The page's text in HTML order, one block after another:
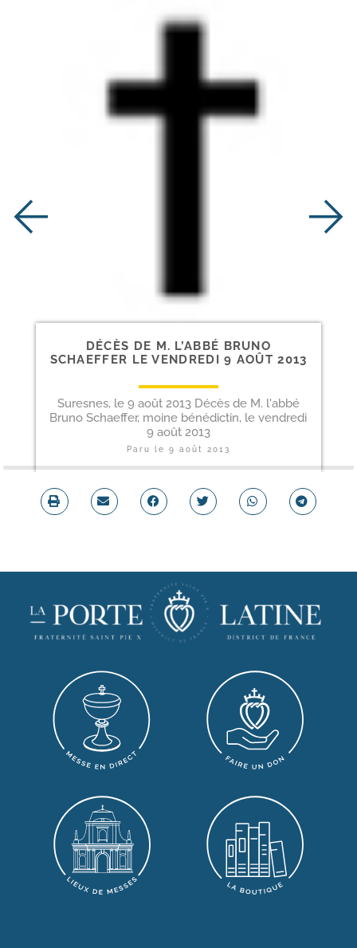
DÉCÈS DE M. L’ABBÉ BRUNO
SCHAEFFER LE VENDREDI 9 AOÛT 2013
Suresnes, le 9 août 2013 Décès de M. l'abbé
Bruno Schaeffer, moine bénédictin, le vendredi
9 août 2013
Paru le 9 août 2013